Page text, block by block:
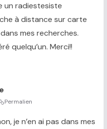
un radiestesiste
à distance sur carte
mes recherches.
quelqu’un. Merci!!
Permalien
je n’en ai pas dans mes